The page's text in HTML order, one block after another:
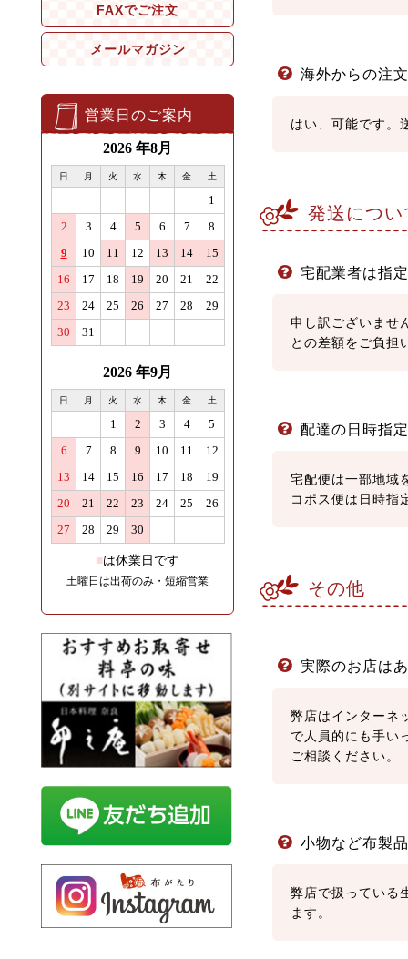
海外からの注
はい、可能です。
発送につい
宅配業者は指
申し訳ございませ
との差額をご負担
配達の日時指
宅配便は一部地域
コポス便は日時指
その他
実際のお店は
弊店はインターネ
で人員的にも手い
ご相談ください。
小物など布製
弊店で扱っている
ます。